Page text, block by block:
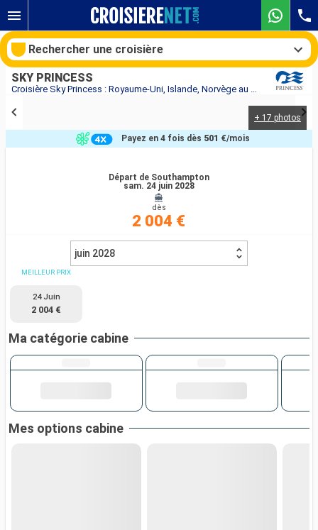
Croisière Sky Princess : Royaume-Uni, Islande, Norvège au départ de Southampton
SKY PRINCESS
+ 17 photos
Départ de Southampton
sam. 24 juin 2028
dès
2 004 €
Payez en 4 fois dès 501 €/mois
juin 2028
MEILLEUR PRIX
24 Juin
2 004 €
Ma catégorie cabine
Mes options cabine
Rechercher une croisière
Nos destinations
Compagnies
Rechercher